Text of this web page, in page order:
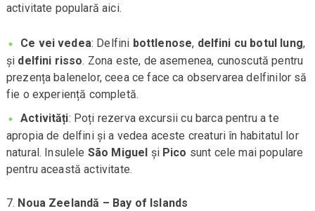
activitate populară aici.
Ce vei vedea: Delfini bottlenose, delfini cu botul lung,
și delfini risso. Zona este, de asemenea, cunoscută pentru
prezența balenelor, ceea ce face ca observarea delfinilor să
fie o experiență completă.
Activități: Poți rezerva excursii cu barca pentru a te
apropia de delfini și a vedea aceste creaturi în habitatul lor
natural. Insulele São Miguel și Pico sunt cele mai populare
pentru această activitate.
Noua Zeelandă – Bay of Islands